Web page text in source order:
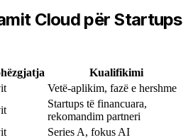
Cloud për Startups
Kualifikimi
Vetë-aplikim, fazë e hershme
Startups të financuara,
rekomandim partneri
Series A, fokus AI